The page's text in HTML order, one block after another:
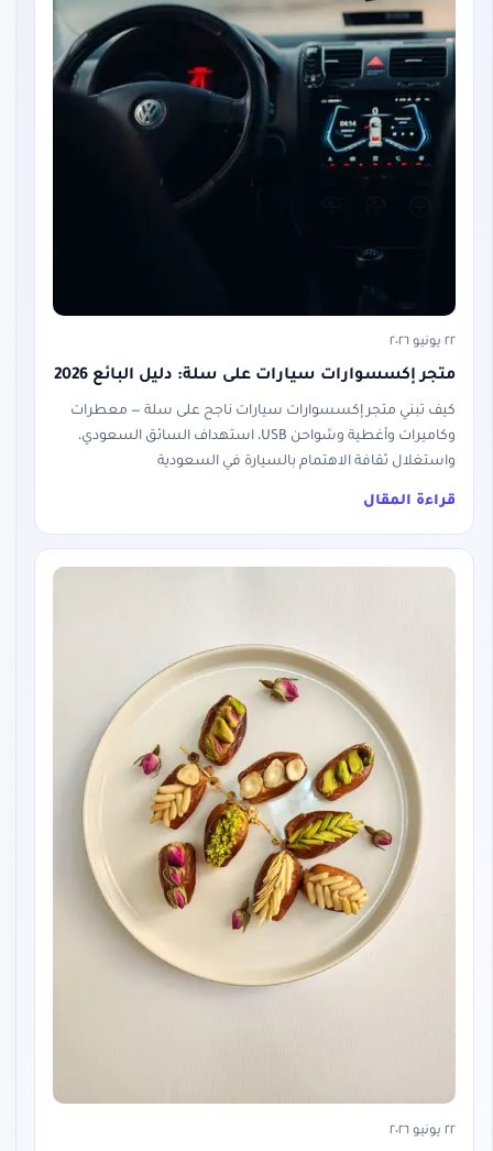
٢٢ يونيو ٢٠٢٦
متجر إكسسوارات سيارات على سلة: دليل البائع 2026
كيف تبني متجر إكسسوارات سيارات ناجح على سلة — معطرات
وكاميرات وأغطية وشواحن USB، استهداف السائق السعودي،
واستغلال ثقافة الاهتمام بالسيارة في السعودية
قراءة المقال
٢٢ يونيو ٢٠٢٦